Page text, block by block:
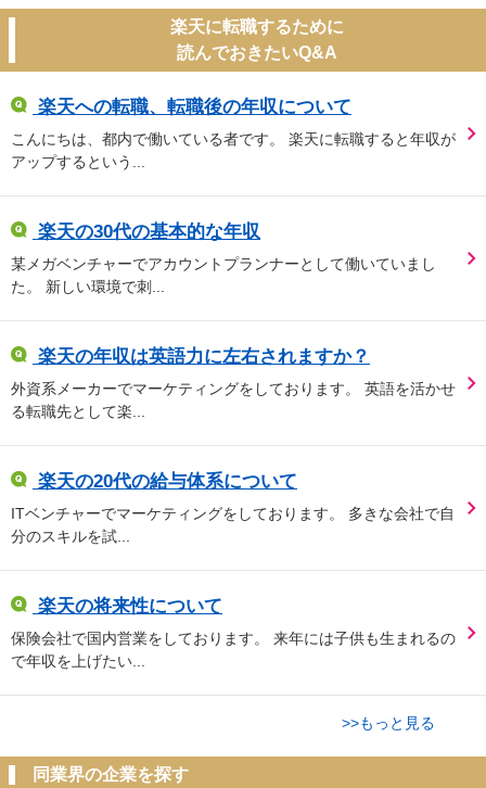
楽天に転職するために
読んでおきたいQ&A
楽天への転職、転職後の年収について
こんにちは、都内で働いている者です。 楽天に転職すると年収が
アップするという...
楽天の30代の基本的な年収
某メガベンチャーでアカウントプランナーとして働いていまし
た。 新しい環境で刺...
楽天の年収は英語力に左右されますか？
外資系メーカーでマーケティングをしております。 英語を活かせ
る転職先として楽...
楽天の20代の給与体系について
ITベンチャーでマーケティングをしております。 多きな会社で自
分のスキルを試...
楽天の将来性について
保険会社で国内営業をしております。 来年には子供も生まれるの
で年収を上げたい...
>>もっと見る
同業界の企業を探す